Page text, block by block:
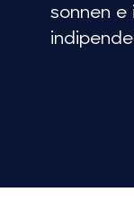
sonnen